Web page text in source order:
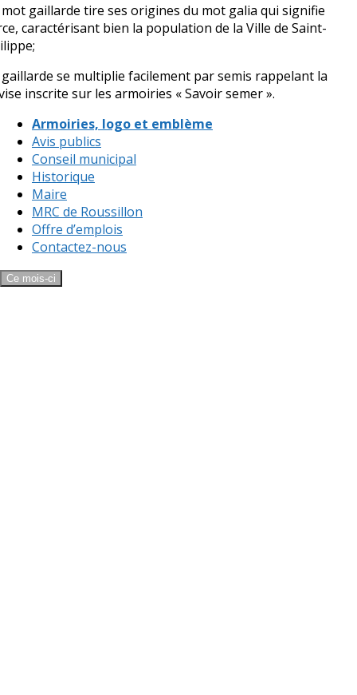
gaillarde tire ses origines du mot galia qui signifie
caractérisant bien la population de la Ville de Saint-
se multiplie facilement par semis rappelant la
inscrite sur les armoiries « Savoir semer ».
Armoiries, logo et emblème
Avis publics
Conseil municipal
Historique
Maire
MRC de Roussillon
Offre d’emplois
Contactez-nous
Ce mois-ci